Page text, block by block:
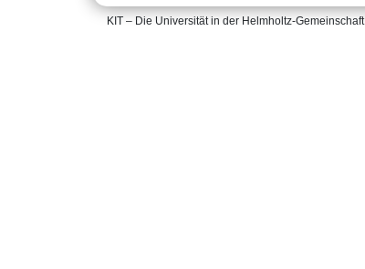
KIT – Die Universität in der Helmholtz-Gemeinschaft